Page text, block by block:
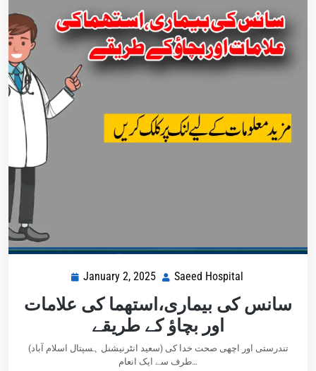
January 2, 2025 Saeed Hospital
سانس کی بیماری،استھما کی علامات
اور بچاؤ کے طریقے
(سعید انٹرنیشنل ہسپتال اسلام آباد) تندرستی اور اچھی صحت خدا کی
طرف سے ایک انعام…